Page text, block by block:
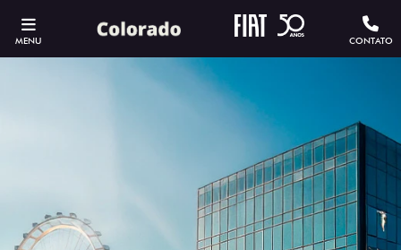
MENU CONTATO
ESTOU INTERESSADO